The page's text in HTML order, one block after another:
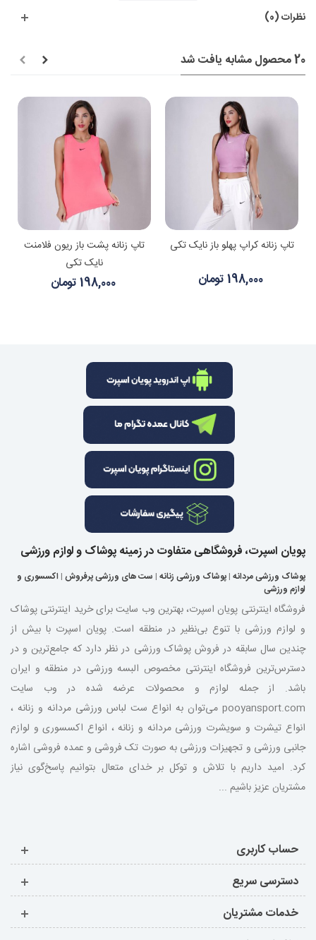
نظرات (0)
20 محصول مشابه یافت شد
تاپ زنانه پشت باز ریون فلامنت
نایک تکی
198,000 تومان
تاپ زنانه کراپ پهلو باز نایک تکی
198,000 تومان
پویان اسپرت، فروشگاهی متفاوت در زمینه پوشاک و لوازم ورزشی
پوشاک ورزشی مردانه | پوشاک ورزشی زنانه | ست های ورزشی پرفروش | اکسسوری و
لوازم ورزشی
فروشگاه اینترنتی پویان اسپرت، بهترین وب سایت برای خرید اینترنتی پوشاک
و لوازم ورزشی با تنوع بی‌نظیر در منطقه است. پویان اسپرت با بیش از
چندین سال سابقه در فروش پوشاک ورزشی در نظر دارد که جامع‌ترین و در
دسترس‌ترین فروشگاه اینترنتی مخصوص البسه ورزشی در منطقه و ایران
باشد. از جمله لوازم و محصولات عرضه شده در وب سایت
pooyansport.com می‌توان به انواع ست لباس ورزشی مردانه و زنانه ،
انواع تیشرت و سویشرت ورزشی مردانه و زنانه ، انواع اکسسوری و لوازم
جانبی ورزشی و تجهیزات ورزشی به صورت تک فروشی و عمده فروشی اشاره
کرد. امید داریم با تلاش و توکل بر خدای متعال بتوانیم پاسخ‌گوی نیاز
مشتریان عزیز باشیم ...
حساب کاربری
دسترسی سریع
خدمات مشتریان